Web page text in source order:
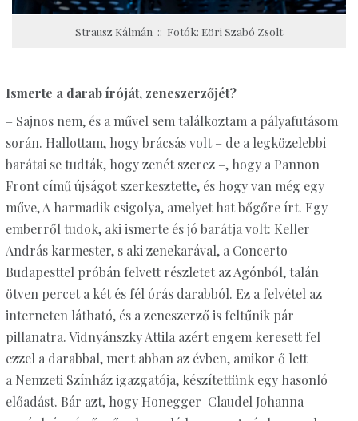
Strausz Kálmán :: Fotók: Eöri Szabó Zsolt
Ismerte a darab íróját, zeneszerzőjét?
– Sajnos nem, és a művel sem találkoztam a pályafutásom
során. Hallottam, hogy brácsás volt – de a legközelebbi
barátai se tudták, hogy zenét szerez –, hogy a Pannon
Front című újságot szerkesztette, és hogy van még egy
műve, A harmadik csigolya, amelyet hat bőgőre írt. Egy
emberről tudok, aki ismerte és jó barátja volt: Keller
András karmester, s aki zenekarával, a Concerto
Budapesttel próbán felvett részletet az Agónból, talán
ötven percet a két és fél órás darabból. Ez a felvétel az
interneten látható, és a zeneszerző is feltűnik pár
pillanatra. Vidnyánszky Attila azért engem keresett fel
ezzel a darabbal, mert abban az évben, amikor ő lett
a Nemzeti Színház igazgatója, készítettünk egy hasonló
előadást. Bár azt, hogy Honegger-Claudel Johanna